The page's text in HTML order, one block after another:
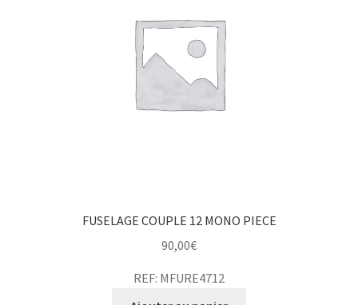
FUSELAGE COUPLE 12 MONO PIECE
90,00€
REF: MFURE4712